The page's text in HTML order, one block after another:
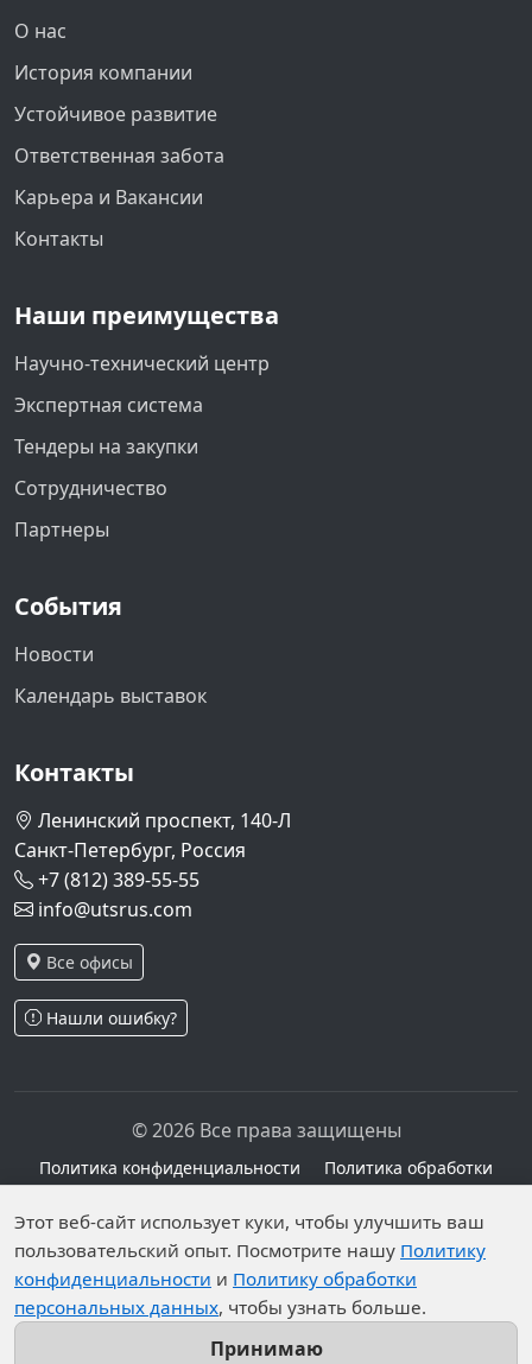
О нас
История компании
Устойчивое развитие
Ответственная забота
Карьера и Вакансии
Контакты
Наши преимущества
Научно-технический центр
Экспертная система
Тендеры на закупки
Сотрудничество
Партнеры
События
Новости
Календарь выставок
Контакты
Ленинский проспект, 140-Л
Санкт-Петербург, Россия
+7 (812) 389-55-55
info@utsrus.com
Все офисы
Нашли ошибку?
© 2026 Все права защищены
Политика конфиденциальности
Политика обработки
персональных данных
Персональные данные опубликованы на сайте при
наличии правовых оснований в соответствии с ч.1
ст.6 и ст.10.1 152-ФЗ. Субъектами установлены
запреты на обработку неограниченных кругом лиц
опубликованных персональных данных.
Этот веб-сайт использует куки, чтобы улучшить ваш
пользовательский опыт. Посмотрите нашу Политику
конфиденциальности и Политику обработки
персональных данных, чтобы узнать больше.
Принимаю